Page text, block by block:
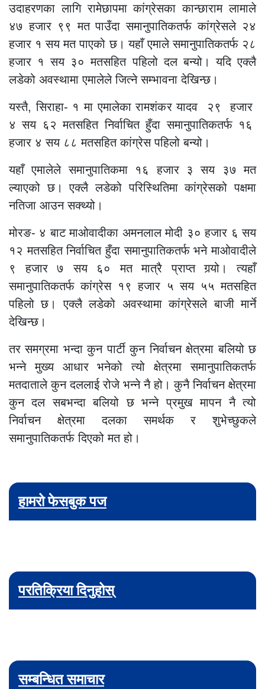
उदाहरणका लागि रामेछापमा कांग्रेसका कान्छाराम लामाले
४७ हजार ९९ मत पाउँदा समानुपातिकतर्फ कांग्रेसले २४
हजार १ सय मत पाएको छ। यहाँ एमाले समानुपातिकतर्फ २८
हजार १ सय ३० मतसहित पहिलो दल बन्यो। यदि एक्लै
लडेको अवस्थामा एमालेले जित्ने सम्भावना देखिन्छ।
यस्तै, सिराहा- १ मा एमालेका रामशंकर यादव २९ हजार
४ सय ६२ मतसहित निर्वाचित हुँदा समानुपातिकतर्फ १६
हजार ४ सय ८८ मतसहित कांग्रेस पहिलो बन्यो।
यहाँ एमालेले समानुपातिकमा १६ हजार ३ सय ३७ मत
ल्याएको छ। एक्लै लडेको परिस्थितिमा कांग्रेसको पक्षमा
नतिजा आउन सक्थ्यो।
मोरङ- ४ बाट माओवादीका अमनलाल मोदी ३० हजार ६ सय
१२ मतसहित निर्वाचित हुँदा समानुपातिकतर्फ भने माओवादीले
९ हजार ७ सय ६० मत मात्रै प्राप्त गर्‍यो। त्यहाँ
समानुपातिकतर्फ कांग्रेस १९ हजार ५ सय ५५ मतसहित
पहिलो छ। एक्लै लडेको अवस्थामा कांग्रेसले बाजी मार्ने
देखिन्छ।
तर समग्रमा भन्दा कुन पार्टी कुन निर्वाचन क्षेत्रमा बलियो छ
भन्ने मुख्य आधार भनेको त्यो क्षेत्रमा समानुपातिकतर्फ
मतदाताले कुन दललाई रोजे भन्ने नै हो। कुनै निर्वाचन क्षेत्रमा
कुन दल सबभन्दा बलियो छ भन्ने प्रमुख मापन नै त्यो
निर्वाचन क्षेत्रमा दलका समर्थक र शुभेच्छुकले
समानुपातिकतर्फ दिएको मत हो।
हामरो फेसबुक पज
परतिक्रिया दिनुहोस्
सम्बन्धित समाचार